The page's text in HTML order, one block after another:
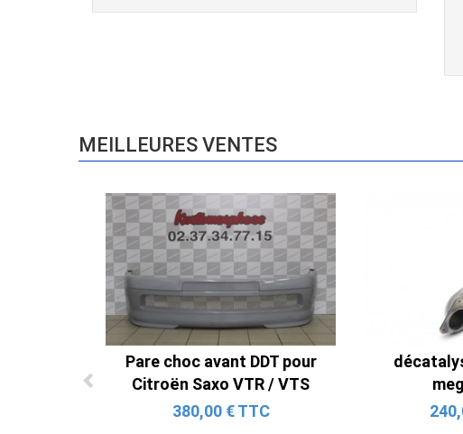
MEILLEURES VENTES
Pare choc avant DDT pour
Citroën Saxo VTR / VTS
380,00 € TTC